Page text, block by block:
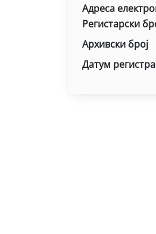
Адреса
Регистарски
Архивски број
Датум